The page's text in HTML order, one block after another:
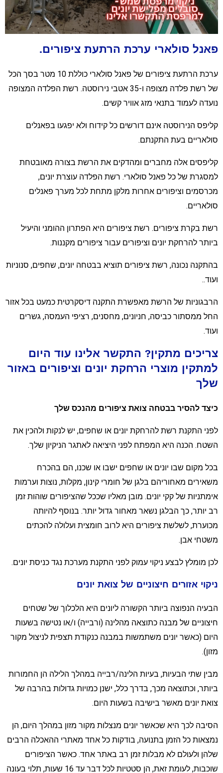
סולארי ערכת הרתעת ציפורים.
ערכת הרתעת ציפורים של פאנל סולארי כוללת 10 מטר בסך הכל
של רשת פלדה מצופה ו-35 אטבי נירוסטה. רשת הפלדה המצופה
לעמוד בתנאי מזג אוויר קשים.
הנירוסטה אינם דורשים כל קידוח ולא יפגעו בפאנלים
בעת התקנתם.
אלה מחברים ומהדקים את הרשת בצורה מאובטחת
של כל פאנל סולארי. רשת הפלדה עוצרת יונים,
וציפורים אחרות מלקן מתחת לכל מערך פאנלים
בקרת ציפורים. רשת ציפורים היא הפתרון ההומני והיעיל
להרחקת יונים וציפורים עבור ציפורים מקננות.
נכונה, רשת ציפורים תוציא בבטחה יונים, שחפים, סנוניות
של הרשת מאפשרת התקנה דיסקרטית כמעט בכל אזור
ממסתור כביסה, חניונים, מחסנים, רציפי העמסה, גשרים
מתקין? התקשר אלינו עוד היום
מוצרי הרחקת יונים וציפורים באזור
להסיר בבטחה צואת ציפורים מהנכס שלך
התקנת רשת להרחקת יונים או שחפים, יש לנקות ולהכין את
הכנה היא המפתח לפני היציאה לאתגר הניקיון שלך.
מקום שבו יונים או שחפים ישבו או שכנו, הם בהכרח
מאחוריהם בלגן של חומרי קינון, מקלות, נוצות וערמות
של קקי יונים. מובן מאליו שככל שהציפורים שוהות זמן
יותר, כך הבלגן נשאר מאחור גדול יותר. בנוסף להיותה
לשלשת ציפורים היא לרוב חומצית ועלולה להכתים
אבן.
מומלץ לבצע ניקוי עמוק לפני התקנת מערכת נגד כניסת יונים.
אזורים חיצוניים של צואת יונים
הנפוצה ביותר הקשורה ליונים היא הלכלוך של שטחים
של מבנה כתוצאה מהלינה (ורבייה) ו/או נטישה בשעות
(כאשר יונים משתמשות במבנה כנקודת תצפית לניצול מקור
שתי הבעיות, בעיות הלינה/רבייה במהלך הלילה הן החמורות
וכתוצאה מכך, בדרך כלל, ישנן כמויות גדולות בהרבה של
יונים מאשר בישיבה בשעות היום.
לכך היא שכאשר יונים מנצלות מקור מזון במהלך היום, הן
כל הזמן בתנועה, בודקות כל אחד מאתרי ההאכלה הרבים
ולעולם לא מבלות זמן רב באתר אחד. כאשר הציפורים
שוכבות, לעומת זאת, הן סטטיות לכל דבר עד 16 שעות, תלוי בעונה